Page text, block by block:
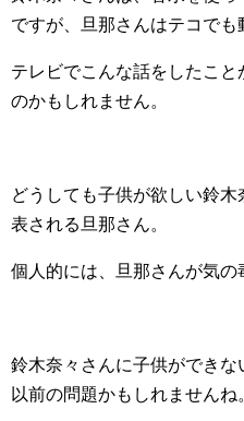
ですが、旦那さんはテコでも
テレビでこんな話をしたこ
のかもしれません。
どうしても子供が欲しい鈴
表される旦那さん。
個人的には、旦那さんが気の
鈴木奈々さんに子供ができ
以前の問題かもしれませんね